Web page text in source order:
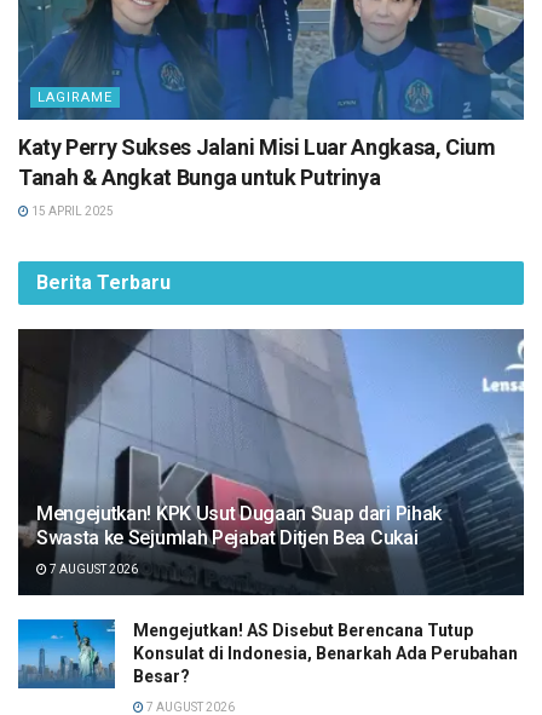
LAGIRAME
Katy Perry Sukses Jalani Misi Luar Angkasa, Cium
Tanah & Angkat Bunga untuk Putrinya
15 APRIL 2025
Berita Terbaru
Mengejutkan! KPK Usut Dugaan Suap dari Pihak
Swasta ke Sejumlah Pejabat Ditjen Bea Cukai
7 AUGUST 2026
Mengejutkan! AS Disebut Berencana Tutup
Konsulat di Indonesia, Benarkah Ada Perubahan
Besar?
7 AUGUST 2026